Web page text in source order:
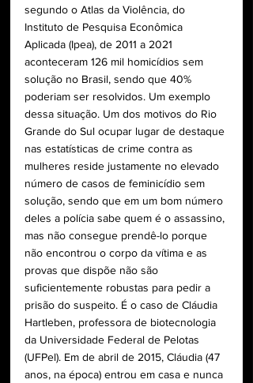
segundo o Atlas da Violência, do
Instituto de Pesquisa Econômica
Aplicada (Ipea), de 2011 a 2021
aconteceram 126 mil homicídios sem
solução no Brasil, sendo que 40%
poderiam ser resolvidos. Um exemplo
dessa situação. Um dos motivos do Rio
Grande do Sul ocupar lugar de destaque
nas estatísticas de crime contra as
mulheres reside justamente no elevado
número de casos de feminicídio sem
solução, sendo que em um bom número
deles a polícia sabe quem é o assassino,
mas não consegue prendê-lo porque
não encontrou o corpo da vítima e as
provas que dispõe não são
suficientemente robustas para pedir a
prisão do suspeito. É o caso de Cláudia
Hartleben, professora de biotecnologia
da Universidade Federal de Pelotas
(UFPel). Em de abril de 2015, Cláudia (47
anos, na época) entrou em casa e nunca